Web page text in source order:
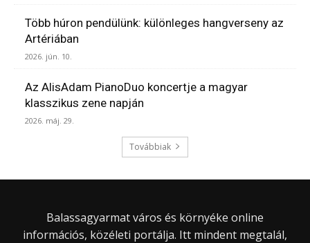
Több húron pendülünk: különleges hangverseny az
Artériában
2026. jún. 10.
Az AlisAdam PianoDuo koncertje a magyar
klasszikus zene napján
2026. máj. 29.
Továbbiak
Balassagyarmat város és környéke online
információs, közéleti portálja. Itt mindent megtalál,